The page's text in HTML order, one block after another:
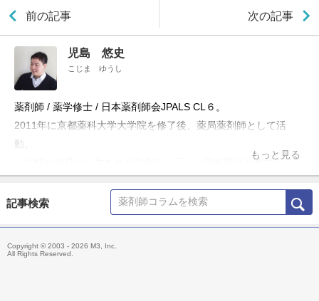
前の記事 次の記事
児島 悠史
こじま ゆうし
薬剤師 / 薬学修士 / 日本薬剤師会JPALS CL６。
2011年に京都薬科大学大学院を修了後、薬局薬剤師として活
動。
「誤解や偏見から生まれる悲劇を、正しい情報提供と教育によっ
Information」やTwitter「@Fizz_DI」を使って科学的根拠に基づ
いた医療情報の発信・共有を行うほか、大学や薬剤師会の研修会
主な著書「薬局ですぐに役立つ薬の比較と使い分け100（羊土
もっと見る
記事検索
Copyright © 2003 - 2026 M3, Inc.
All Rights Reserved.